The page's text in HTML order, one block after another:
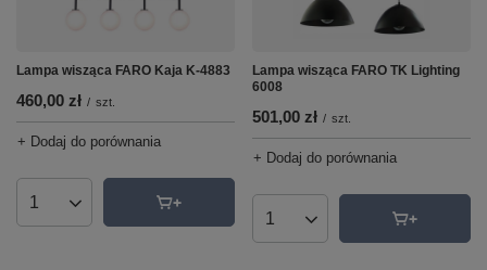
Lampa wisząca FARO Kaja K-4883
460,00 zł / szt.
+ Dodaj do porównania
Ilość produktów
Lampa wisząca FARO TK Lighting
6008
501,00 zł / szt.
+ Dodaj do porównania
Ilość produktów